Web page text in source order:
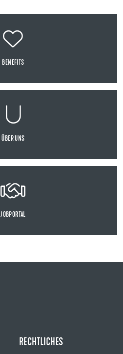
BENEFITS
ÜBER UNS
JOBPORTAL
RECHTLICHES